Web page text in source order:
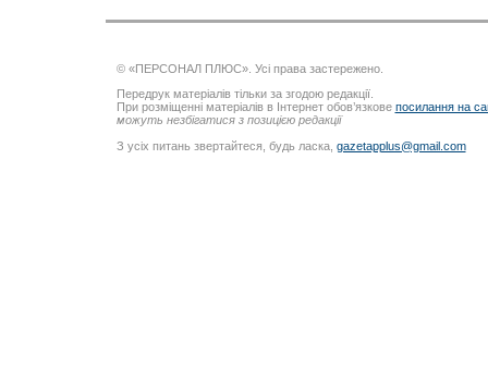
© «ПЕРСОНАЛ ПЛЮС». Усі права застережено.
Передрук матеріалів тільки за згодою редакції.
При розміщенні матеріалів в Інтернет обов’язкове посилання на
можуть незбігатися з позицією редакції
З усіх питань звертайтеся, будь ласка, gazetapplus@gmail.com